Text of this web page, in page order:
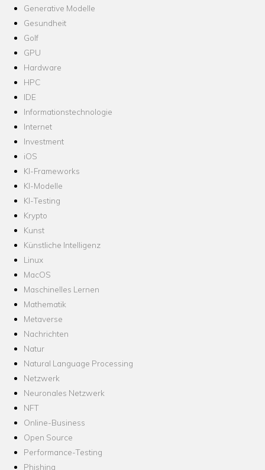
Generative Modelle
Gesundheit
Golf
GPU
Hardware
HPC
IDE
Informationstechnologie
Internet
Investment
iOS
KI-Frameworks
KI-Modelle
KI-Testing
Krypto
Kunst
Künstliche Intelligenz
Linux
MacOS
Maschinelles Lernen
Mathematik
Metaverse
Nachrichten
Natur
Natural Language Processing
Netzwerk
Neuronales Netzwerk
NFT
Online-Business
Open Source
Performance-Testing
Phishing